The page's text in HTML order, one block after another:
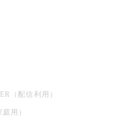
（配信利用）
用）